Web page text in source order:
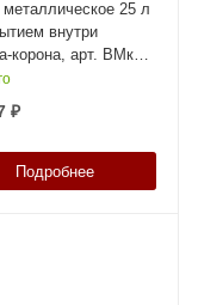
25 л
внутри
корона, арт. ВМк
код:
₽
Подробнее